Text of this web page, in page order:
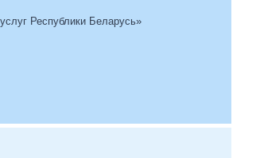
Республики Беларусь»